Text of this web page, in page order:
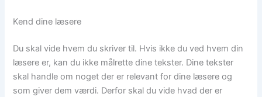
Kend dine læsere
Du skal vide hvem du skriver til. Hvis ikke du ved hvem din
læsere er, kan du ikke målrette dine tekster. Dine tekster
skal handle om noget der er relevant for dine læsere og
som giver dem værdi. Derfor skal du vide hvad der er